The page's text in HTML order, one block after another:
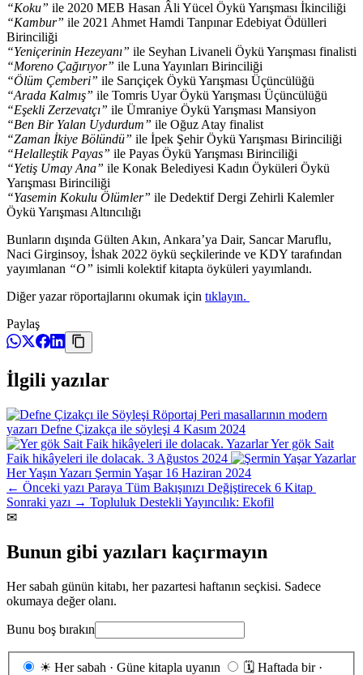
“Koku” ile 2020 MEB Hasan Âli Yücel Öykü Yarışması İkinciliği
“Kambur” ile 2021 Ahmet Hamdi Tanpınar Edebiyat Ödülleri
Birinciliği
“Yeniçerinin Hezeyanı” ile Seyhan Livaneli Öykü Yarışması finalisti
“Moreno Çağırıyor” ile Luna Yayınları Birinciliği
“Ölüm Çemberi” ile Sarıçiçek Öykü Yarışması Üçüncülüğü
“Arada Kalmış” ile Tomris Uyar Öykü Yarışması Üçüncülüğü
“Eşekli Zerzevatçı” ile Ümraniye Öykü Yarışması Mansiyon
“Ben Bir Yalan Uydurdum” ile Oğuz Atay finalist
“Zaman İkiye Bölündü” ile İpek Şehir Öykü Yarışması Birinciliği
“Helalleştik Payas” ile Payas Öykü Yarışması Birinciliği
“Yetiş Umay Ana” ile Konak Belediyesi Kadın Öyküleri Öykü
Yarışması Birinciliği
“Yasemin Kokulu Ölümler” ile Dedektif Dergi Zehirli Kalemler
Öykü Yarışması Altıncılığı
Bunların dışında Gülten Akın, Ankara’ya Dair, Sancar Maruflu,
Naci Girginsoy, İshak 2022 öykü seçkilerinde ve KDY tarafından
yayımlanan “O” isimli kolektif kitapta öyküleri yayımlandı.
Diğer yazar röportajlarını okumak için tıklayın.
Paylaş
İlgili yazılar
Röportaj Peri masallarının modern
yazarı Defne Çizakça ile söyleşi 4 Kasım 2024
YazarlarYer gök Sait
Faik hikâyeleri ile dolacak. 3 Ağustos 2024
Yazarlar
Her Yaşın Yazarı Şermin Yaşar 16 Haziran 2024
← Önceki yazı Paraya Tüm Bakışınızı Değiştirecek 6 Kitap
Sonraki yazı → Topluluk Destekli Yayıncılık: Ekofil
✉
Bunun gibi yazıları kaçırmayın
Her sabah günün kitabı, her pazartesi haftanın seçkisi. Sadece
okumaya değer olanı.
Bunu boş bırakın
Gönderim
☀ Her sabah · Güne kitapla uyanın 🗓 Haftada bir ·